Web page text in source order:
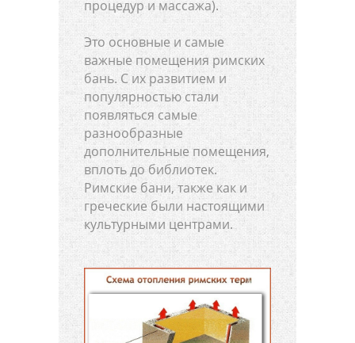
процедур и массажа).
Это основные и самые
важные помещения римских
бань. С их развитием и
популярностью стали
появляться самые
разнообразные
дополнительные помещения,
вплоть до библиотек.
Римские бани, также как и
греческие были настоящими
культурными центрами.